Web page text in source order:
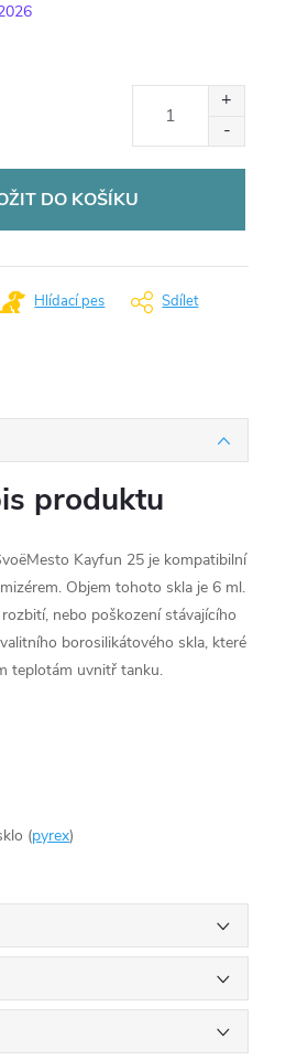
DO KOŠÍKU
Hlídací pes Sdílet
produktu
Kayfun 25 je kompatibilní
Objem tohoto skla je 6 ml.
nebo poškození stávajícího
borosilikátového skla, které
teplotám uvnitř tanku.
(pyrex)